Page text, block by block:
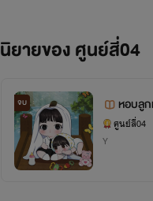
นิยายของ ศูนย์สี่04
จบ หอบลูก
ศูนย์สี่04
Y